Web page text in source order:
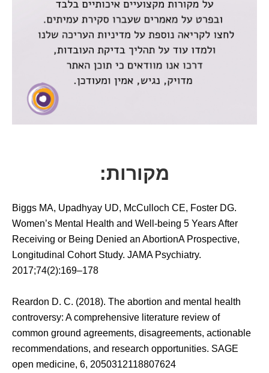
מקורות:
Biggs MA, Upadhyay UD, McCulloch CE, Foster DG.
Women’s Mental Health and Well-being 5 Years After
Receiving or Being Denied an AbortionA Prospective,
Longitudinal Cohort Study. JAMA Psychiatry.
2017;74(2):169–178
Reardon D. C. (2018). The abortion and mental health
controversy: A comprehensive literature review of
common ground agreements, disagreements, actionable
recommendations, and research opportunities. SAGE
open medicine, 6, 2050312118807624